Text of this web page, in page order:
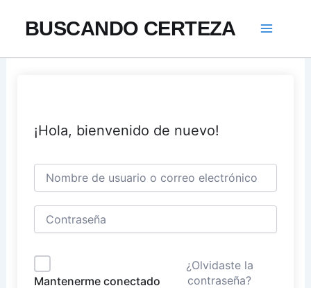
BUSCANDO CERTEZA
¡Hola, bienvenido de nuevo!
Mantenerme conectado
¿Olvidaste la
contraseña?